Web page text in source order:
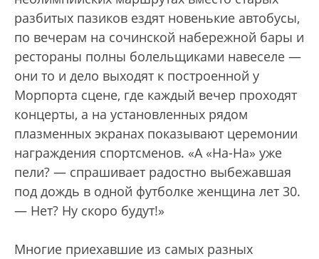
разбитых пазиков ездят новенькие автобусы,
по вечерам на сочинской набережной бары и
рестораны полны болельщиками навеселе —
они то и дело выходят к построенной у
Морпорта сцене, где каждый вечер проходят
концерты, а на установленных рядом
плазменных экранах показывают церемонии
награждения спортсменов. «А «На-На» уже
пели? — спрашивает радостно выбежавшая
под дождь в одной футболке женщина лет 30.
— Нет? Ну скоро будут!»
Многие приехавшие из самых разных